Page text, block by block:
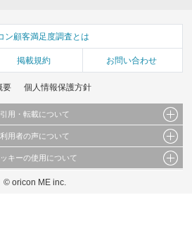
ン顧客満足度調査とは
掲載規約 お問い合わせ
要 個人情報保護方針
引用・転載について
字、写真、イラスト、画像データ等）及びこれらの配
断転載・複製などの二次利用を行うことは固く禁じて
利用者の声について
てサービスの利用者が提出された見解・感想です。
理解いただいた上でご覧ください。
キーの使用について
、ユーザーに合わせたコンテンツや広告の表示、ソー
© oricon ME inc.